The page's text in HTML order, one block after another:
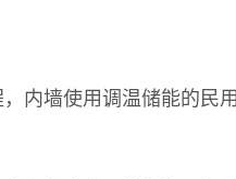
内墙使用调温储能的民